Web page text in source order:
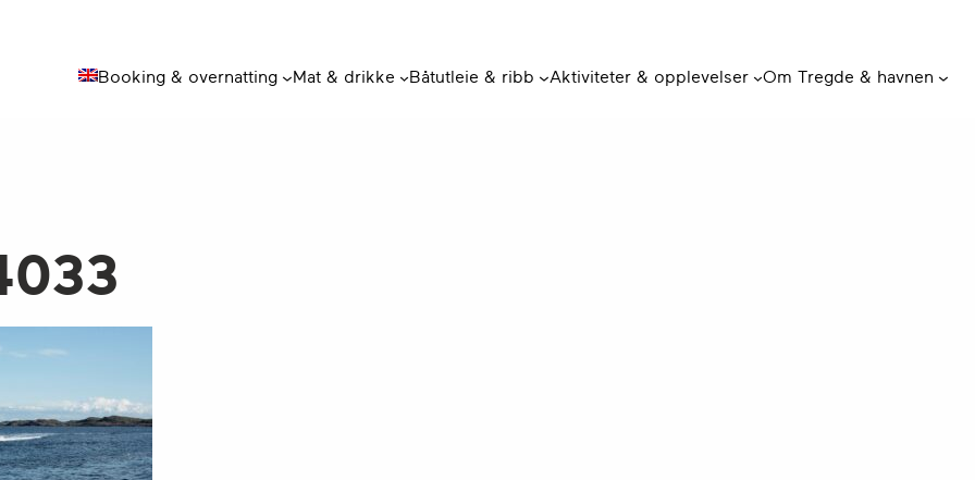
Booking & overnatting Mat & drikke Båtutleie & ribb Aktiviteter & opplevelser Om Tregde & havnen